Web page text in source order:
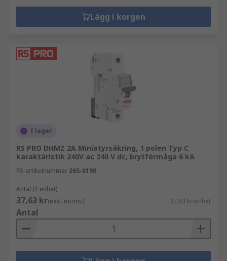
Lägg i korgen
I lager
RS PRO DHMZ 2A Miniatyrsäkring, 1 polen Typ C
karaktäristik 240V ac 240 V dc, brytförmåga 6 kA
RS-artikelnummer 265-0190
Antal (1 enhet)
37,63 kr(exkl. moms) 37,63 kr/enhet
Antal